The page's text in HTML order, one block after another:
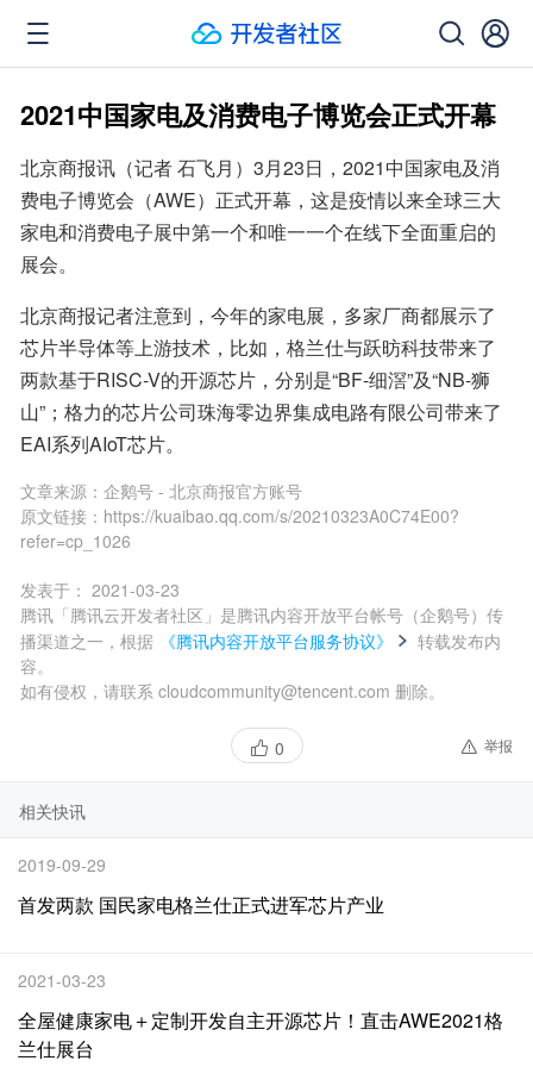
2021中国家电及消费电子博览会正式开幕
北京商报讯（记者 石飞月）3月23日，2021中国家电及消
费电子博览会（AWE）正式开幕，这是疫情以来全球三大
家电和消费电子展中第一个和唯一一个在线下全面重启的
展会。
北京商报记者注意到，今年的家电展，多家厂商都展示了
芯片半导体等上游技术，比如，格兰仕与跃昉科技带来了
两款基于RISC-V的开源芯片，分别是“BF-细滘”及“NB-狮
山”；格力的芯片公司珠海零边界集成电路有限公司带来了
EAI系列AIoT芯片。
文章来源： 企鹅号 - 北京商报官方账号
原文链接： https://kuaibao.qq.com/s/20210323A0C74E00?
refer=cp_1026
发表于： 2021-03-23
腾讯「腾讯云开发者社区」是腾讯内容开放平台帐号（企鹅号）传
播渠道之一，根据
《腾讯内容开放平台服务协议》
转载发布内
容。
如有侵权，请联系 cloudcommunity@tencent.com 删除。
0 举报
相关快讯
2019-09-29
首发两款 国民家电格兰仕正式进军芯片产业
2021-03-23
全屋健康家电＋定制开发自主开源芯片！直击AWE2021格
兰仕展台